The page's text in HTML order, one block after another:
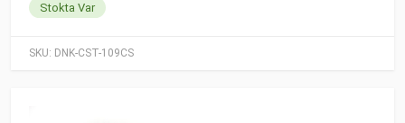
SKU: DNK-CST-109CS
Stokta Var